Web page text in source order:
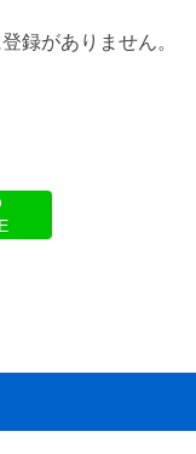
録がありません。